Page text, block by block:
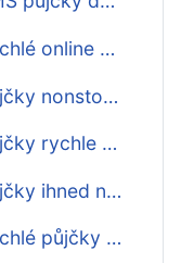
Rychlé online půjčky do výplaty
Půjčky nonstop do výplaty
Půjčky rychle do výplaty
Půjčky ihned na bankovní účet do výplaty
Rychlé půjčky do výplaty nonstop